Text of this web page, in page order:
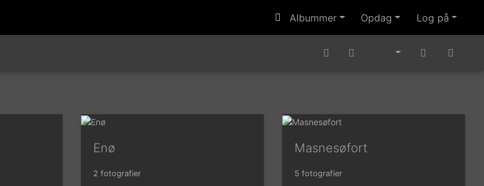
Albummer Opdag Log på
Enø
2 fotografier
Masnesøfort
5 fotografier